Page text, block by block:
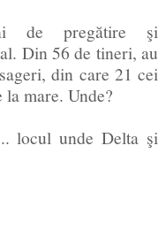
de pregătire şi
Din 56 de tineri, au
din care 21 cei
mare. Unde?
locul unde Delta şi